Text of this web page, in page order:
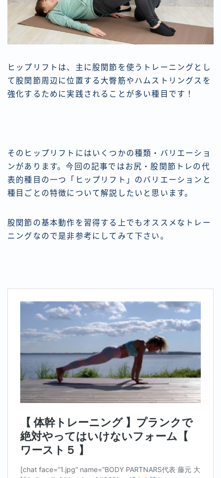
ヒップリフトは、主に股関節を使うトレーニングとし
て股関節周辺に位置する大臀筋やハムストリングスを
強化するために実践されることが多い種目です！
そのヒップリフトにはいくつかの種類・バリエーショ
ンがあります。今回の記事ではお尻・股関節トレの代
表的種目の一つ「ヒップリフト」のバリエーションと
種目ごとの特徴について解説したいと思います。
股関節の基本動作を習得する上でもオススメなトレー
ニングなので是非参考にしてみて下さい。